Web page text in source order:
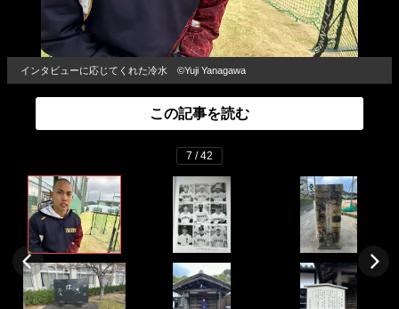
インタビューに応じてくれた冷水 ©Yuji Yanagawa
この記事を読む
7 / 42